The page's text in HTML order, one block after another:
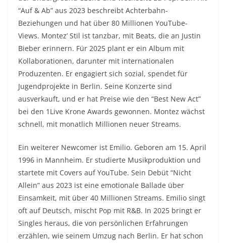
“Auf & Ab” aus 2023 beschreibt Achterbahn-
Beziehungen und hat über 80 Millionen YouTube-
Views. Montez’ Stil ist tanzbar, mit Beats, die an Justin
Bieber erinnern. Für 2025 plant er ein Album mit
Kollaborationen, darunter mit internationalen
Produzenten. Er engagiert sich sozial, spendet für
Jugendprojekte in Berlin. Seine Konzerte sind
ausverkauft, und er hat Preise wie den “Best New Act”
bei den 1Live Krone Awards gewonnen. Montez wächst
schnell, mit monatlich Millionen neuer Streams.
Ein weiterer Newcomer ist Emilio. Geboren am 15. April
1996 in Mannheim. Er studierte Musikproduktion und
startete mit Covers auf YouTube. Sein Debüt “Nicht
Allein” aus 2023 ist eine emotionale Ballade über
Einsamkeit, mit über 40 Millionen Streams. Emilio singt
oft auf Deutsch, mischt Pop mit R&B. In 2025 bringt er
Singles heraus, die von persönlichen Erfahrungen
erzählen, wie seinem Umzug nach Berlin. Er hat schon